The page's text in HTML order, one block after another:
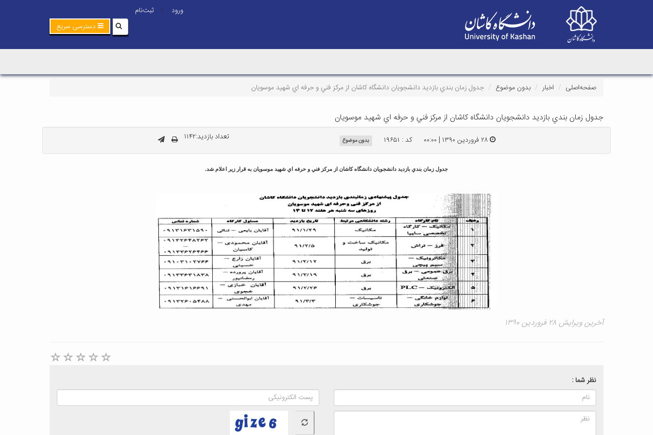
ورود |
ثبت‌نام
دسترسی سریع
صفحه‌اصلی اخبار بدون موضوع جدول زمان بندي بازديد دانشجويان دانشگاه كاشان از مركز فني و حرفه اي شهيد موسويان
جدول زمان بندي بازديد دانشجويان دانشگاه كاشان از مركز فني و حرفه اي شهيد موسويان
۲۸ فروردین ۱۳۹۰ | ۰۰:۰۰ کد : ۱۹۶۵۱ بدون موضوع تعداد بازدید:۱۱۴۲
جدول زمان بندي بازديد دانشجويان دانشگاه كاشان از مركز فني و حرفه اي شهيد موسويان به قرار زير اعلام شد.
آخرین ویرایش ۲۸ فروردین ۱۳۹۰
نظر شما :